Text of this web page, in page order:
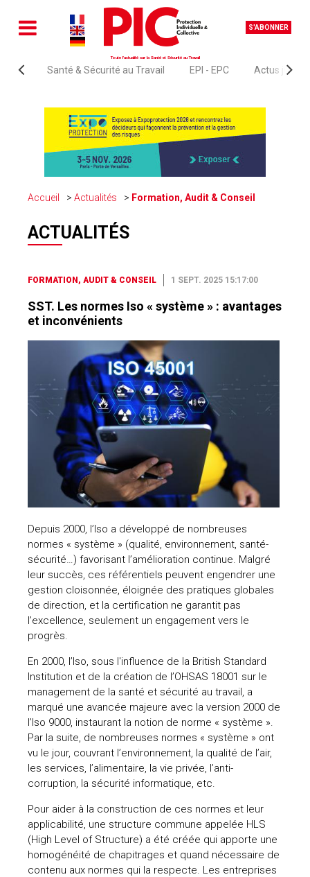
S'ABONNER
Toute l'actualité sur la Santé et Sécurité au Travail
Santé & Sécurité au Travail EPI - EPC Actus
Accueil Actualités Formation, Audit & Conseil
ACTUALITÉS
FORMATION, AUDIT & CONSEIL 1 SEPT. 2025 15:17:00
SST. Les normes Iso « système » : avantages
et inconvénients
Depuis 2000, l’Iso a développé de nombreuses
normes « système » (qualité, environnement, santé-
sécurité…) favorisant l’amélioration continue. Malgré
leur succès, ces référentiels peuvent engendrer une
gestion cloisonnée, éloignée des pratiques globales
de direction, et la certification ne garantit pas
l’excellence, seulement un engagement vers le
progrès.
En 2000, l’Iso, sous l'influence de la British Standard
Institution et de la création de l’OHSAS 18001 sur le
management de la santé et sécurité au travail, a
marqué une avancée majeure avec la version 2000 de
l’Iso 9000, instaurant la notion de norme « système ».
Par la suite, de nombreuses normes « système » ont
vu le jour, couvrant l’environnement, la qualité de l’air,
les services, l’alimentaire, la vie privée, l’anti-
corruption, la sécurité informatique, etc.
Pour aider à la construction de ces normes et leur
applicabilité, une structure commune appelée HLS
(High Level of Structure) a été créée qui apporte une
homogénéité de chapitrages et quand nécessaire de
contenu aux normes qui la respecte. Les entreprises